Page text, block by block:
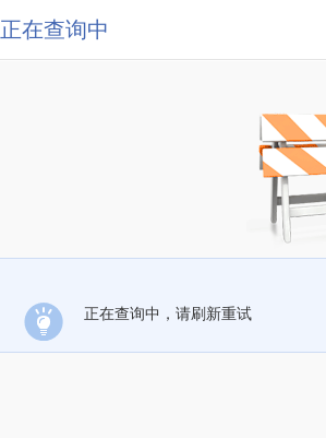
正在查询中
正在查询中，请刷新重试